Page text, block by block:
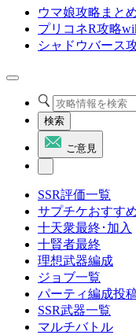
ウマ娘攻略まと
プリコネR攻略
シャドウバース
検索
ご意見
SSR評価一覧
サプチケおすす
十天衆最終･加入
十賢者最終
理想武器編成
ジョブ一覧
パーティ編成投
SSR武器一覧
マルチバトル